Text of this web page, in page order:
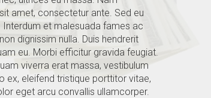
amet, consectetur ante. Sed eu
Interdum et malesuada fames ac
dignissim nulla. Duis hendrerit
eu. Morbi efficitur gravida feugiat.
viverra erat massa, vestibulum
ex, eleifend tristique porttitor vitae,
eget arcu convallis ullamcorper.